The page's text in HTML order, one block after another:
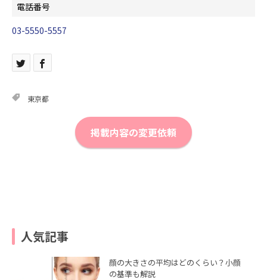
電話番号
03-5550-5557
東京都
掲載内容の変更依頼
人気記事
顔の大きさの平均はどのくらい？小顔
の基準も解説